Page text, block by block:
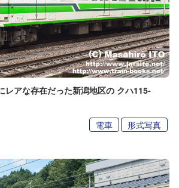
レアな存在だった新潟地区の クハ115-
電車 形式写真